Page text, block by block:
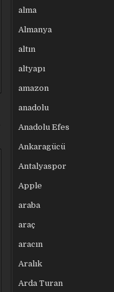
alma
Almanya
altın
altyapı
amazon
anadolu
Anadolu Efes
Ankaragücü
Antalyaspor
Apple
araba
araç
aracın
Aralık
Arda Turan